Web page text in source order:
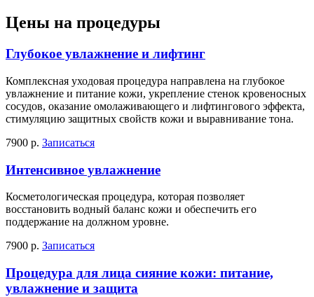
Цены на процедуры
Глубокое увлажнение и лифтинг
Комплексная уходовая процедура направлена на глубокое
увлажнение и питание кожи, укрепление стенок кровеносных
сосудов, оказание омолаживающего и лифтингового эффекта,
стимуляцию защитных свойств кожи и выравнивание тона.
7900 р. Записаться
Интенсивное увлажнение
Косметологическая процедура, которая позволяет
восстановить водный баланс кожи и обеспечить его
поддержание на должном уровне.
7900 р. Записаться
Процедура для лица сияние кожи: питание,
увлажнение и защита